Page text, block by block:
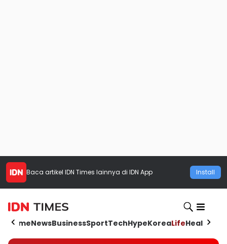
Baca artikel IDN Times lainnya di IDN App Install
HomeNewsBusinessSportTechHypeKoreaLifeHealth